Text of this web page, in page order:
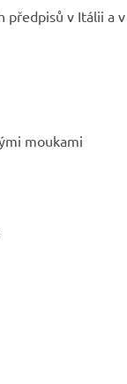
předpisů v Itálii a
moukami